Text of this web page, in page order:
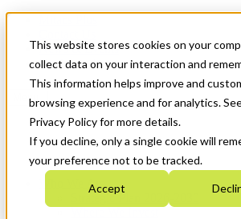
This website stores cookies on your
collect data on your interaction and
This information helps improve and
browsing experience and for analytics.
Privacy Policy for more details.
If you decline, only a single cookie will
your preference not to be tracked.
Accept
News & Events
Get Started
Menu
Who We Are
Strategic Plan 2026-2030